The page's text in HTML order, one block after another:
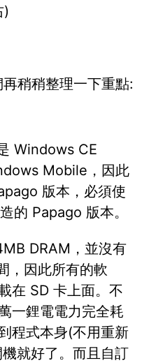
)
稍稍整理一下重點:
Windows CE
Mobile，因此
版本，必須使
的 Papago 版本。
DRAM，並沒有
，因此所有的軟
在 SD 卡上面。不
一鋰電電力完全耗
程式本身(不用重新
就好了。而且自訂